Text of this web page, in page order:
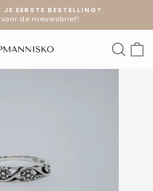
Diavoorstelling
EERSTE BESTELLING?
de nieuwsbrief!